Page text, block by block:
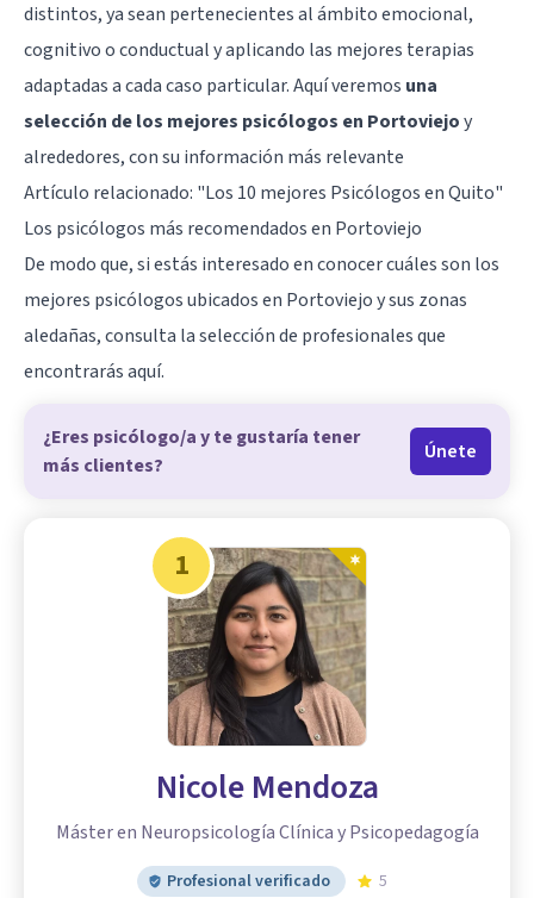
distintos, ya sean pertenecientes al ámbito emocional,
cognitivo o conductual y aplicando las mejores terapias
adaptadas a cada caso particular. Aquí veremos una
selección de los mejores psicólogos en Portoviejoy
alrededores, con su información más relevante
Artículo relacionado: "Los 10 mejores Psicólogos en Quito"
Los psicólogos más recomendados en Portoviejo
De modo que, si estás interesado en conocer cuáles son los
mejores psicólogos ubicados en Portoviejo y sus zonas
aledañas, consulta la selección de profesionales que
encontrarás aquí.
¿Eres psicólogo/a y te gustaría tener
más clientes?
Únete
1
Nicole Mendoza
Máster en Neuropsicología Clínica y Psicopedagogía
Profesional verificado
5